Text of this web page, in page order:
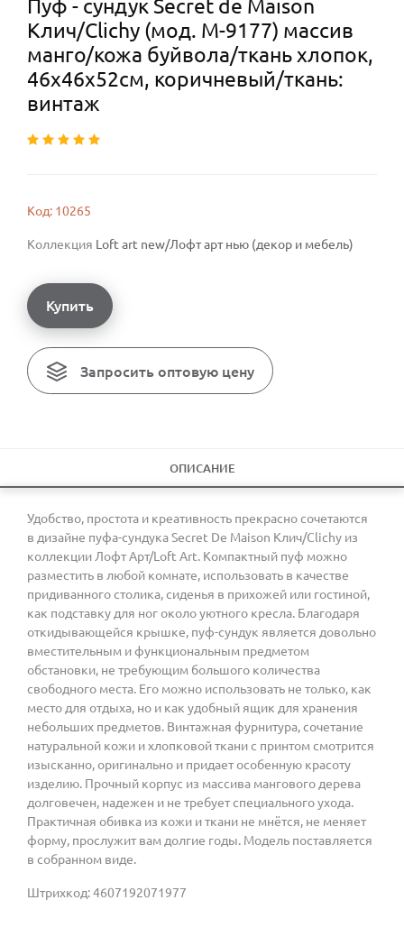
Пуф - сундук Secret de Maison
Клич/Clichy (мод. M-9177) массив
манго/кожа буйвола/ткань хлопок,
46х46х52см, коричневый/ткань:
винтаж
Код: 10265
Коллекция Loft art new/Лофт арт нью (декор и мебель)
Купить
Запросить оптовую цену
ОПИСАНИЕ
Удобство, простота и креативность прекрасно сочетаются
в дизайне пуфа-сундука Secret De Maison Клич/Clichy из
коллекции Лофт Арт/Loft Art. Компактный пуф можно
разместить в любой комнате, использовать в качестве
придиванного столика, сиденья в прихожей или гостиной,
как подставку для ног около уютного кресла. Благодаря
откидывающейся крышке, пуф-сундук является довольно
вместительным и функциональным предметом
обстановки, не требующим большого количества
свободного места. Его можно использовать не только, как
место для отдыха, но и как удобный ящик для хранения
небольших предметов. Винтажная фурнитура, сочетание
натуральной кожи и хлопковой ткани с принтом смотрится
изысканно, оригинально и придает особенную красоту
изделию. Прочный корпус из массива мангового дерева
долговечен, надежен и не требует специального ухода.
Практичная обивка из кожи и ткани не мнётся, не меняет
форму, прослужит вам долгие годы. Модель поставляется
в собранном виде.
Штрихкод: 4607192071977